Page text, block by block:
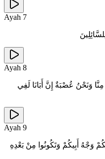
Ayah 7
Ayah 8
وَنَحْنُ عُصْبَةٌ إِنَّ أَبَانَا لَفِي
Ayah 9
وَجْهُ أَبِيكُمْ وَتَكُونُوا مِنْ بَعْدِهِ